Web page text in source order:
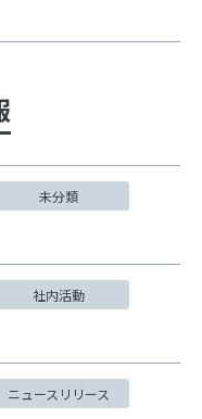
未分類
社内活動
ニュースリリース